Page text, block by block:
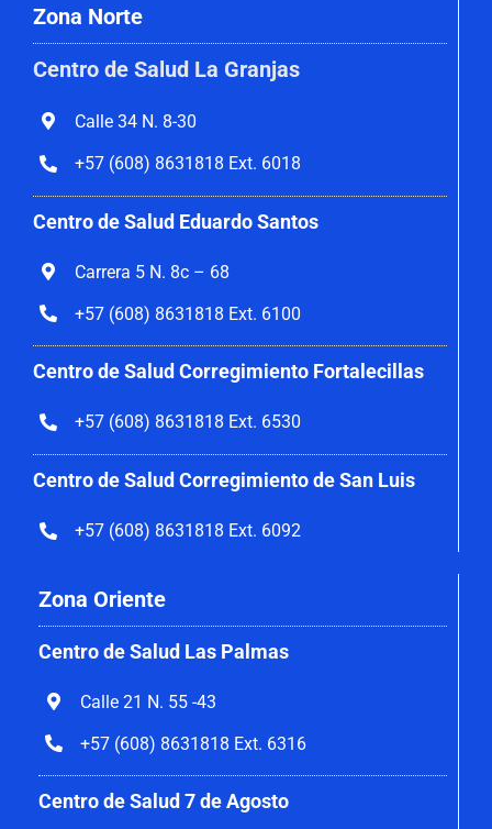
Zona Norte
Centro de Salud La Granjas
Calle 34 N. 8-30
+57 (608) 8631818 Ext. 6018
Centro de Salud Eduardo Santos
Carrera 5 N. 8c – 68
+57 (608) 8631818 Ext. 6100
Centro de Salud Corregimiento Fortalecillas
+57 (608) 8631818 Ext. 6530
Centro de Salud Corregimiento de San Luis
+57 (608) 8631818 Ext. 6092
Zona Oriente
Centro de Salud Las Palmas
Calle 21 N. 55 -43
+57 (608) 8631818 Ext. 6316
Centro de Salud 7 de Agosto